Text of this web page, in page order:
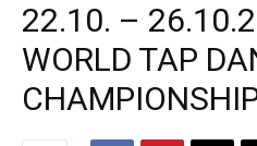
22.10. –
WORLD TAP